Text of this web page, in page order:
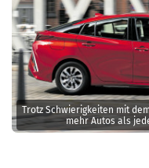
Trotz Schwierigkeiten mit
mehr Autos als